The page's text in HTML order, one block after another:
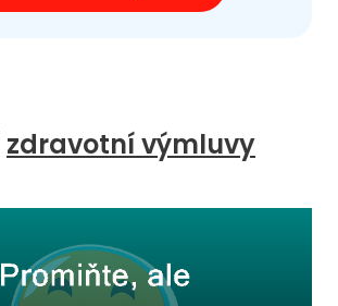
zdravotní výmluvy